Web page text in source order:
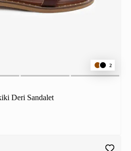
2
Deri Sandalet